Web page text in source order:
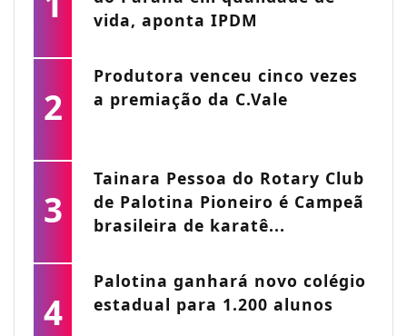
vida, aponta IPDM
2
Produtora venceu cinco vezes
a premiação da C.Vale
3
Tainara Pessoa do Rotary Club
de Palotina Pioneiro é Campeã
brasileira de karatê...
4
Palotina ganhará novo colégio
estadual para 1.200 alunos